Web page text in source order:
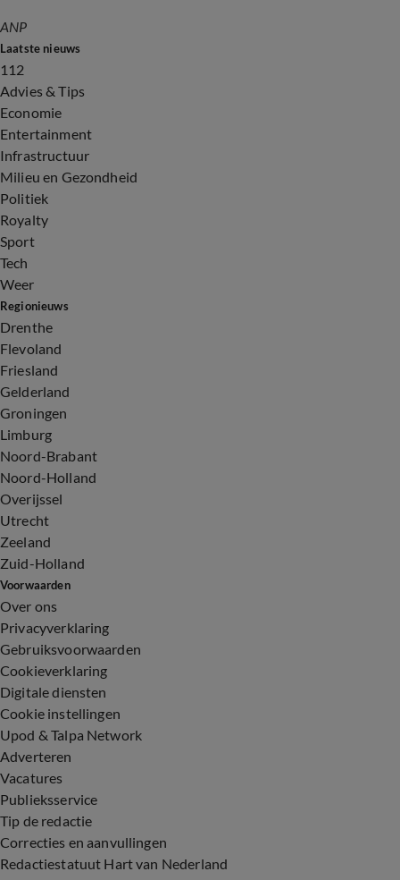
ANP
Laatste nieuws
112
Advies & Tips
Economie
Entertainment
Infrastructuur
Milieu en Gezondheid
Politiek
Royalty
Sport
Tech
Weer
Regionieuws
Drenthe
Flevoland
Friesland
Gelderland
Groningen
Limburg
Noord-Brabant
Noord-Holland
Overijssel
Utrecht
Zeeland
Zuid-Holland
Voorwaarden
Over ons
Privacyverklaring
Gebruiksvoorwaarden
Cookieverklaring
Digitale diensten
Cookie instellingen
Upod & Talpa Network
Adverteren
Vacatures
Publieksservice
Tip de redactie
Correcties en aanvullingen
Redactiestatuut Hart van Nederland